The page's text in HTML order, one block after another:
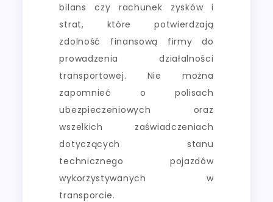
bilans czy rachunek zysków i
strat, które potwierdzają
zdolność finansową firmy do
prowadzenia działalności
transportowej. Nie można
zapomnieć o polisach
ubezpieczeniowych oraz
wszelkich zaświadczeniach
dotyczących stanu
technicznego pojazdów
wykorzystywanych w
transporcie.